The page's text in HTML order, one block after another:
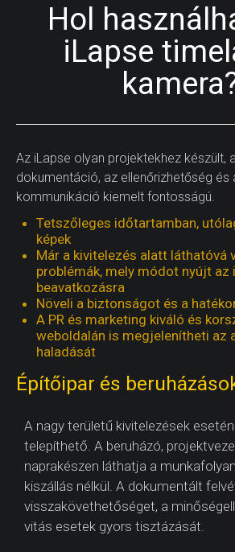
Hol
iLapse
Az iLapse olyan projektekhez készült,
dokumentáció, az ellenőrizhetőség és
kommunikáció kiemelt fontosságú.
Tetszőleges időtartamban,
képek
Már a kivitelezés alatt láthatóvá
problémák, mely módot nyújt az
beavatkozásra
Növeli a biztonságot és a
A PR és marketing kiváló és
weboldalán is megjelenítheti az
haladását
Építőipar és
A nagy területű kivitelezések
telepíthető. A beruházó,
naprakészen láthatja a
kiszállás nélkül. A dokumentált
visszakövethetőséget, a
vitás esetek gyors tisztázását.